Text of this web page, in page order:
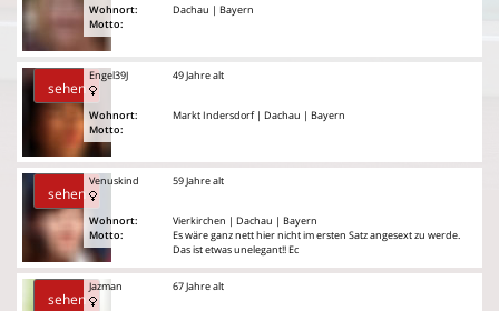
Wohnort:
Motto:
Dachau | Bayern
sehen
Engel39J
Wohnort:
Motto:
49 Jahre alt
Markt Indersdorf | Dachau | Bayern
sehen
Venuskind
Wohnort:
Motto:
59 Jahre alt
Vierkirchen | Dachau | Bayern
Es wäre ganz nett hier nicht im ersten Satz angesext zu werde.
Das ist etwas unelegant!! Ec
sehen
Jazman 67 Jahre alt